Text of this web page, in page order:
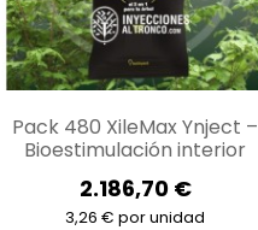
Pack 480 XileMax Ynject –
Bioestimulación interior
eficiente
2.186,70 €
3,26 € por unidad